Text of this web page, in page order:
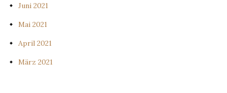
Juni 2021
Mai 2021
April 2021
März 2021